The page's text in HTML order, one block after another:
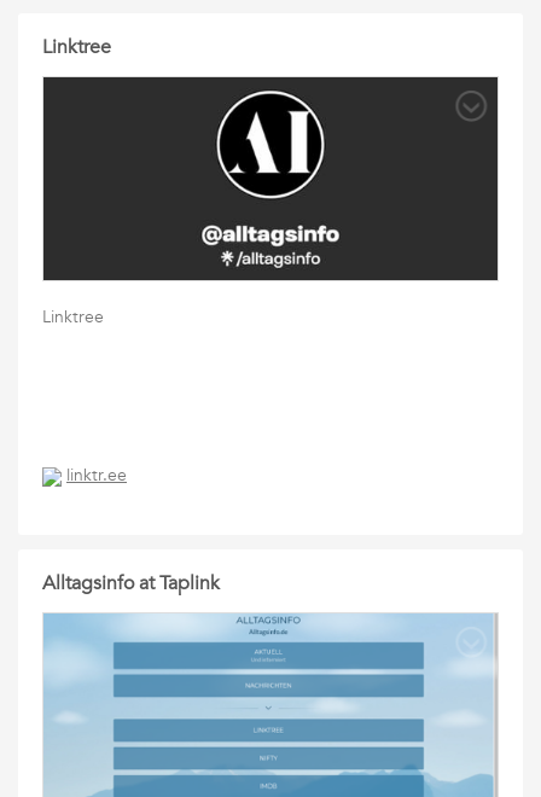
Linktree
Linktree
linktr.ee
Alltagsinfo at Taplink